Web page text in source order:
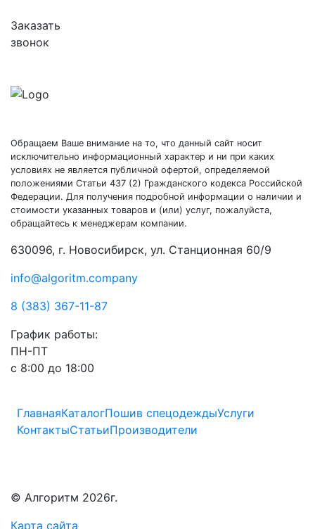
Заказать
звонок
Обращаем Ваше внимание на то, что данный сайт носит
исключительно информационный характер и ни при каких
условиях не является публичной офертой, определяемой
положениями Статьи 437 (2) Гражданского кодекса Российской
Федерации. Для получения подробной информации о наличии и
стоимости указанных товаров и (или) услуг, пожалуйста,
обращайтесь к менеджерам компании.
630096, г. Новосибирск, ул. Станционная 60/9
info@algoritm.company
8 (383) 367-11-87
График работы:
ПН-ПТ
с 8:00 до 18:00
ГлавнаяКаталогПошив спецодеждыУслуги
КонтактыСтатьиПроизводители
© Алгоритм 2026г.
Карта сайта